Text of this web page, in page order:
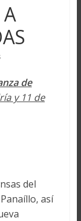
de
y 11 de
del
así